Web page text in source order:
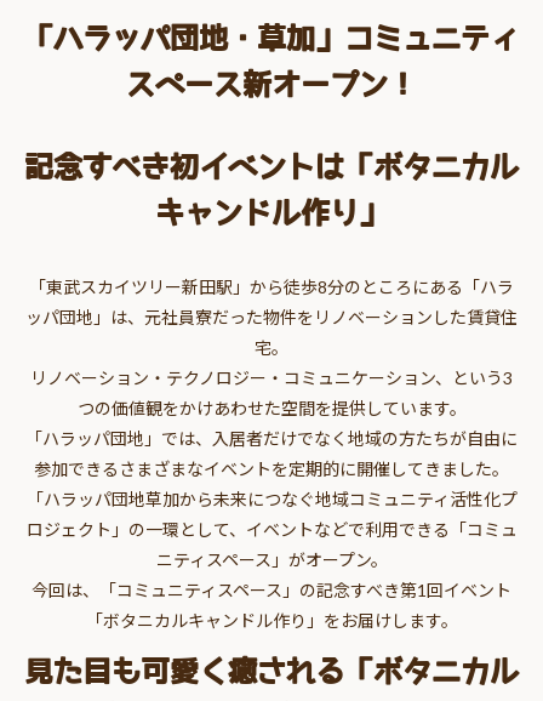
「ハラッパ団地・草加」コミュニティ
スペース新オープン！
記念すべき初イベントは「ボタニカル
キャンドル作り」
「東武スカイツリー新田駅」から徒歩8分のところにある「ハラ
ッパ団地」は、元社員寮だった物件をリノベーションした賃貸住
宅。
リノベーション・テクノロジー・コミュニケーション、という3
つの価値観をかけあわせた空間を提供しています。
「ハラッパ団地」では、入居者だけでなく地域の方たちが自由に
参加できるさまざまなイベントを定期的に開催してきました。
「ハラッパ団地草加から未来につなぐ地域コミュニティ活性化プ
ロジェクト」の一環として、イベントなどで利用できる「コミュ
ニティスペース」がオープン。
今回は、「コミュニティスペース」の記念すべき第1回イベント
「ボタニカルキャンドル作り」をお届けします。
見た目も可愛く癒される「ボタニカル